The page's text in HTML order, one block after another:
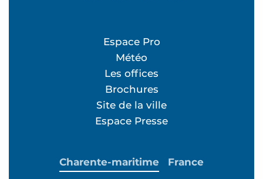
Espace Pro
Météo
Les offices
Brochures
Site de la ville
Espace Presse
Charente-maritime France